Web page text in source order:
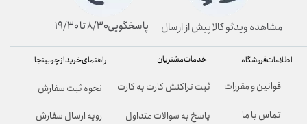
راهنمای خرید از چوبینجا
نحوه ثبت سفارش
رویه ارسال سفارش
خدمات مشتریان
ثبت تراکنش کارت به کارت
پاسخ به سوالات متداول
اطلاعات فروشگاه
قوانین و مقررات
تماس با ما
پاسخگویی۸/۳۰ تا ۱۹/۳۰ مشاهده ویدئو کالا پیش از ارسال